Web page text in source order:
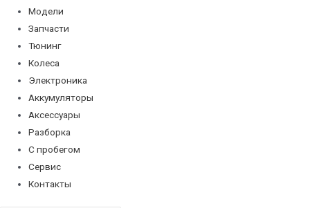
Модели
Запчасти
Тюнинг
Колеса
Электроника
Аккумуляторы
Аксессуары
Разборка
С пробегом
Сервис
Контакты